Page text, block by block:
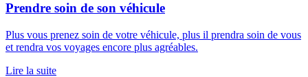
Prendre soin de son véhicule
Plus vous prenez soin de votre véhicule, plus il prendra soin de vous
et rendra vos voyages encore plus agréables.
Lire la suite